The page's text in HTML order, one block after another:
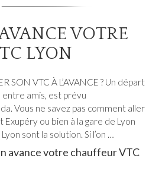
VOTRE
LYON
SON VTC À L’AVANCE ? Un départ
entre amis, est prévu
Vous ne savez pas comment aller
Exupéry ou bien à la gare de Lyon
sont la solution. Si l’on …
avance votre chauffeur VTC